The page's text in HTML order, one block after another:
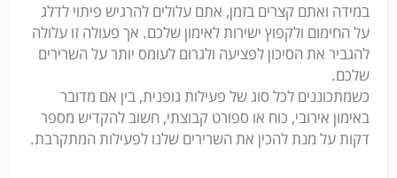
במידה ואתם קצרים בזמן, אתם עלולים להרגיש פיתוי לדלג
על החימום ולקפוץ ישירות לאימון שלכם. אך פעולה זו עלולה
להגביר את הסיכון לפציעה ולגרום לעומס יותר על השרירים
שלכם.
כשמתכוננים לכל סוג של פעילות גופנית, בין אם מדובר
באימון אירובי, כוח או ספורט קבוצתי, חשוב להקדיש מספר
דקות על מנת להכין את השרירים שלנו לפעילות המתקרבת.